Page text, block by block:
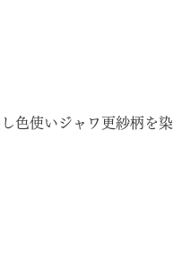
色使いジャワ更紗柄を染